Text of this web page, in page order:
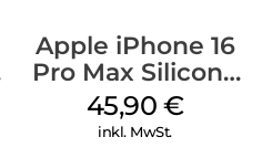
Apple iPhone 16
Pro Max Silicone
Case MagSafe
Ultramarine
45,90 €
inkl. MwSt.